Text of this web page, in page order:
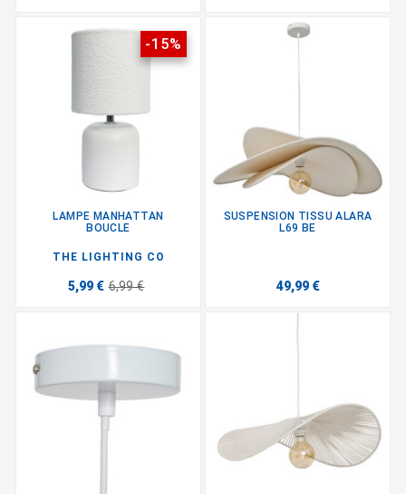
-15%
LAMPE MANHATTAN
BOUCLE
THE LIGHTING CO
5,99 € 6,99 €
SUSPENSION TISSU ALARA
L69 BE
49,99 €